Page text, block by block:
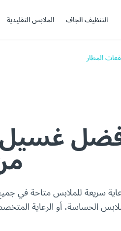
التنظيف الجاف الملابس التقليدية
المطار
غسيل
سريعة للملابس متاحة في
الحساسة، أو الرعاية